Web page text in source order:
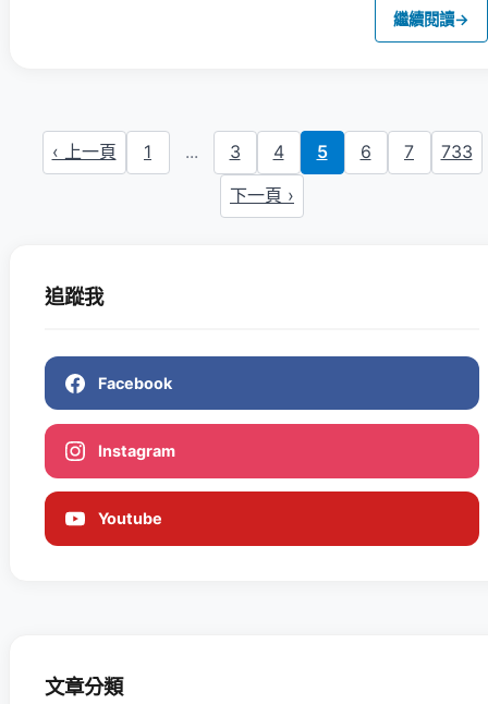
繼續閱讀→
‹ 上一頁 1 ... 3 4 5 6 7
733
下一頁 ›
追蹤我
Facebook
Instagram
Youtube
文章分類